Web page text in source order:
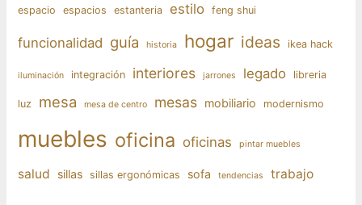
espacio espacios estanteria estilo feng shui
funcionalidad guía historia hogar ideas ikea hack
iluminación integración interiores jarrones legado libreria
luz mesa mesa de centro mesas mobiliario modernismo
muebles oficina oficinas pintar muebles
salud sillas sillas ergonómicas sofa tendencias trabajo